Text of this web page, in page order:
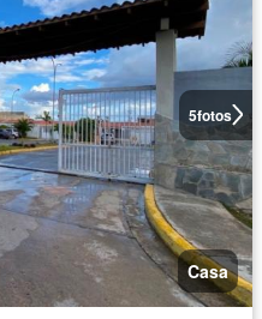
5fotos
Casa